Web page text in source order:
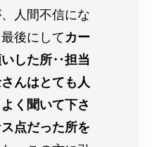
人間不信にな
後にして カー
した所‥担当
んはとても人
く聞いて下さ
点だった所を